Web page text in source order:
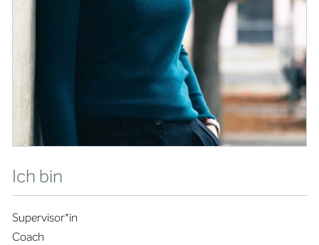
Ich bin
Supervisor*in
Coach